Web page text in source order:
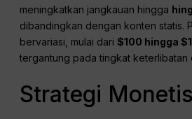
meningkatkan jangkauan hingga
dibandingkan dengan konten statis.
bervariasi, mulai dari$100 hingga
tergantung pada tingkat keterlibatan
Strategi